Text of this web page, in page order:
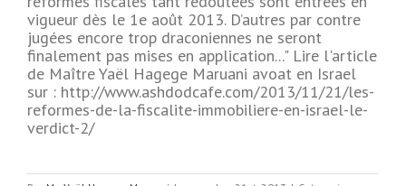
vigueur dès le 1e août 2013. D’autres par contre
jugées encore trop draconiennes ne seront
finalement pas mises en application..." Lire l'article
de Maître Yaël Hagege Maruani avoat en Israel
sur : http://www.ashdodcafe.com/2013/11/21/les-
reformes-de-la-fiscalite-immobiliere-en-israel-le-
verdict-2/